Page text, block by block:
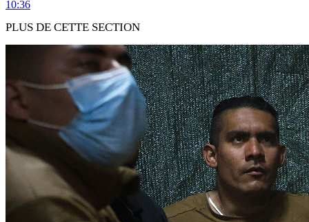
10:36
PLUS DE CETTE SECTION